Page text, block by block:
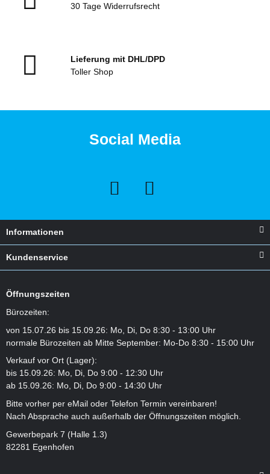
30 Tage Widerrufsrecht
Lieferung mit DHL/DPD
Toller Shop
Social Media
Informationen
Kundenservice
Öffnungszeiten
Bürozeiten:
von 15.07.26 bis 15.09.26: Mo, Di, Do 8:30 - 13:00 Uhr
normale Bürozeiten ab Mitte September: Mo-Do 8:30 - 15:00 Uhr
Verkauf vor Ort (Lager):
bis 15.09.26: Mo, Di, Do 9:00 - 12:30 Uhr
ab 15.09.26: Mo, Di, Do 9:00 - 14:30 Uhr
Bitte vorher per eMail oder Telefon Termin vereinbaren!
Nach Absprache auch außerhalb der Öffnungszeiten möglich.
Gewerbepark 7 (Halle 1.3)
82281 Egenhofen